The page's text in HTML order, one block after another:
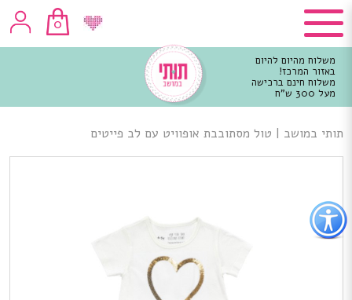
כפתור
לפתיחת
תפריט
נגישות
0
משלוח מהיום להיום
באזור המרכז!
משלוח חינם ברכישה
מעל 300 ש"ח
מרכזי
תותי במושב | טול מסתובבת אופוויט עם לב פייטים